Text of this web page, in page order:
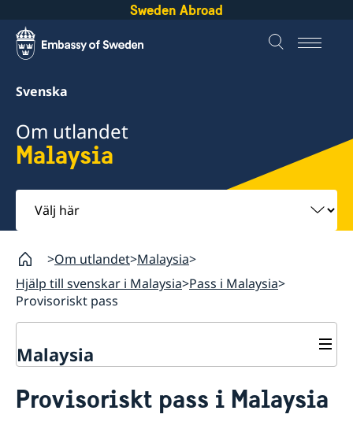
Sweden Abroad
Svenska
Om utlandet
Malaysia
Välj
här
Om utlandet Malaysia
Hjälp till svenskar i Malaysia Pass i Malaysia
Provisoriskt pass
Malaysia
Hjälp till svenskar i Malaysia
Provisoriskt pass i Malaysia